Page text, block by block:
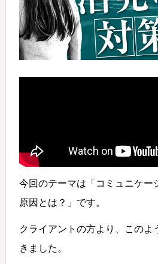
今回のテーマは「コミュニケー
原因とは？」です。
クライアントの方より、このよ
きました。